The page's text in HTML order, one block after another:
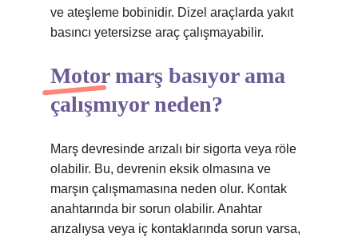
ve ateşleme bobinidir. Dizel araçlarda yakıt
basıncı yetersizse araç çalışmayabilir.
Motor marş basıyor ama
çalışmıyor neden?
Marş devresinde arızalı bir sigorta veya röle
olabilir. Bu, devrenin eksik olmasına ve
marşın çalışmamasına neden olur. Kontak
anahtarında bir sorun olabilir. Anahtar
arızalıysa veya iç kontaklarında sorun varsa,